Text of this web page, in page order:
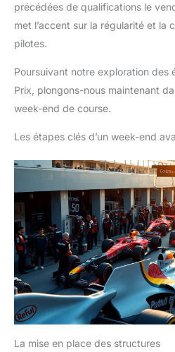
précédées de qualifications le
met l’accent sur la régularité et la
pilotes.
Poursuivant notre exploration des
Prix, plongons-nous maintenant
week-end de course.
Les étapes clés d’un week-end
La mise en place des structures